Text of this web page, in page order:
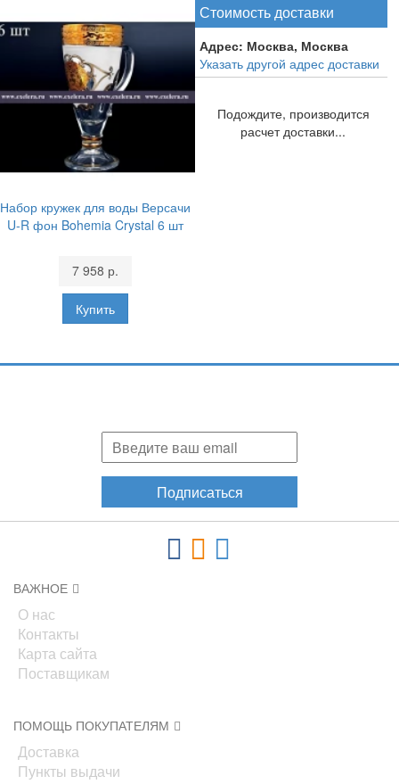
Набор кружек для воды Версачи
U-R фон Bohemia Crystal 6 шт
7 958 р.
Стоимость доставки
Адрес: Москва, Москва
Указать другой адрес доставки
Подождите, производится
расчет доставки...
Подписаться
ВАЖНОЕ
О нас
Контакты
Карта сайта
Поставщикам
ПОМОЩЬ ПОКУПАТЕЛЯМ
Доставка
Пункты выдачи